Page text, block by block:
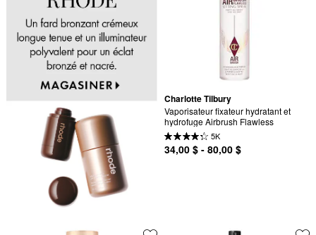
Charlotte Tilbury
Vaporisateur fixateur hydratant et
hydrofuge Airbrush Flawless
5K
34,00 $ - 80,00 $